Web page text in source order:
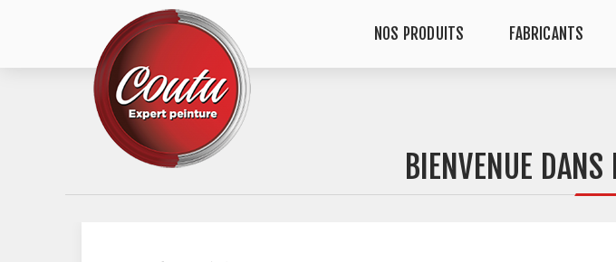
NOS PRODUITS FABRICANTS
BIENVENUE